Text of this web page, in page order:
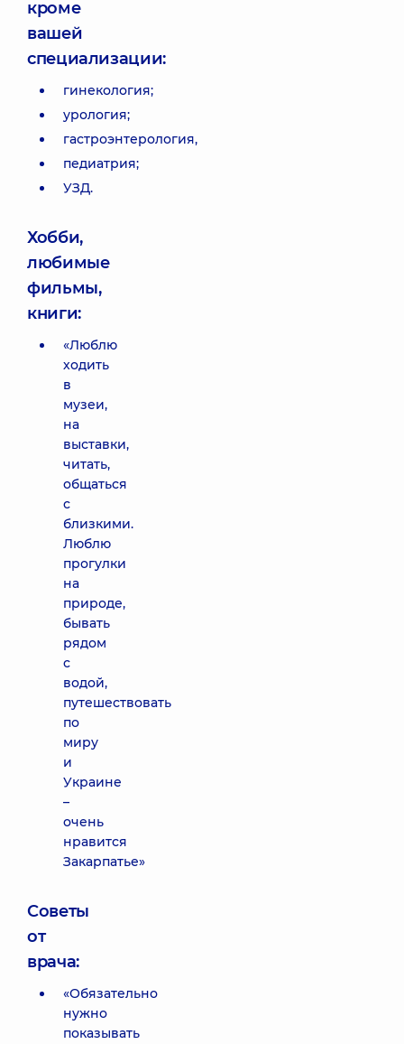
кроме
вашей
специализации:
гинекология;
урология;
гастроэнтерология,
педиатрия;
УЗД.
Хобби,
любимые
фильмы,
книги:
«Люблю
ходить
в
музеи,
на
выставки,
читать,
общаться
с
близкими.
Люблю
прогулки
на
природе,
бывать
рядом
с
водой,
путешествовать
по
миру
и
Украине
–
очень
нравится
Закарпатье»
Советы
от
врача:
«Обязательно
нужно
показывать